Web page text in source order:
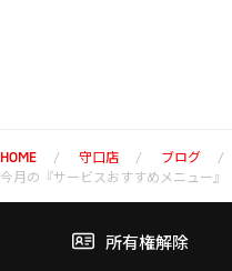
HOME 守口店
ブログ
今月の『サービスおすすめメニュー』
所有権解除